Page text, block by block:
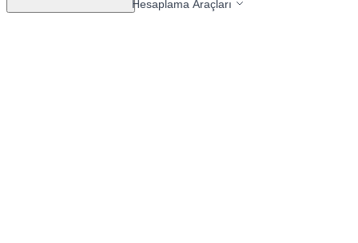
Hesaplama Araçları